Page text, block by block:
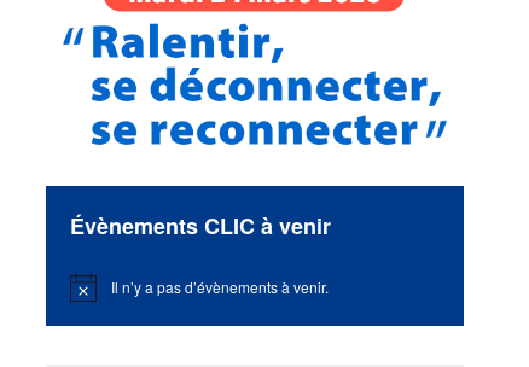
Évènements CLIC à venir
Notice Il n’y a pas d’évènements à venir.